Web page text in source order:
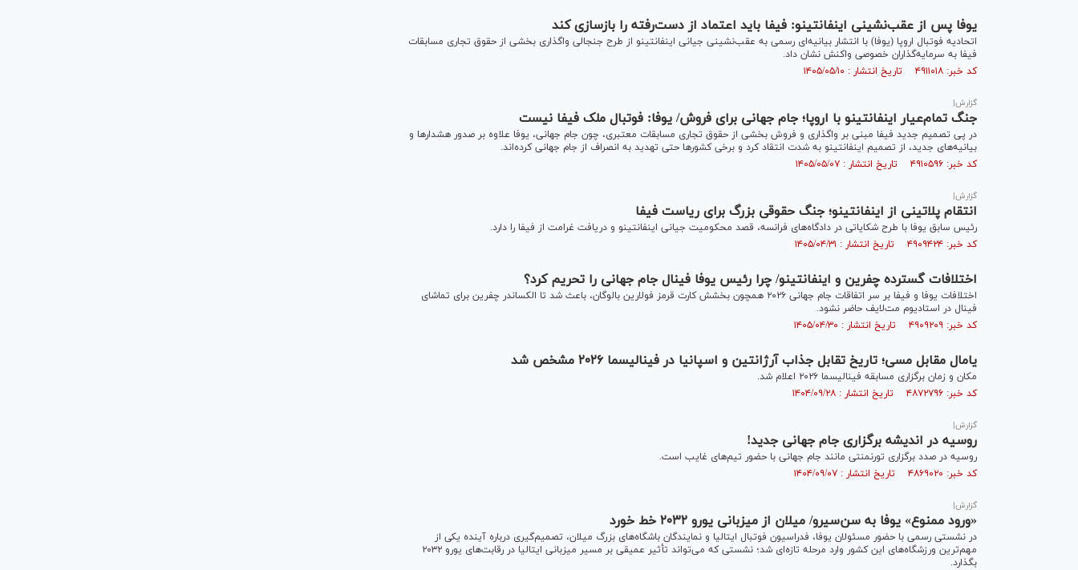
یوفا پس از عقب‌نشینی اینفانتینو: فیفا باید اعتماد از دست‌رفته را بازسازی کند
اتحادیه فوتبال اروپا (یوفا) با انتشار بیانیه‌ای رسمی به عقب‌نشینی جیانی اینفانتینو از طرح جنجالی واگذاری بخشی از حقوق تجاری مسابقات
فیفا به سرمایه‌گذاران خصوصی واکنش نشان داد.
کد خبر: ۴۹۱۱۰۱۸ تاریخ انتشار : ۱۴۰۵/۰۵/۱۰
گزارش|
جنگ تمام‌عیار اینفانتینو با اروپا؛ جام جهانی برای فروش/ یوفا: فوتبال ملک فیفا نیست
در پی تصمیم جدید فیفا مبنی بر واگذاری و فروش بخشی از حقوق تجاری مسابقات معتبری، چون جام جهانی، یوفا علاوه بر صدور هشدار‌ها و
بیانیه‌های جدید، از تصمیم اینفانتینو به شدت انتقاد کرد و برخی کشور‌ها حتی تهدید به انصراف از جام جهانی کرده‌اند.
کد خبر: ۴۹۱۰۵۹۶ تاریخ انتشار : ۱۴۰۵/۰۵/۰۷
گزارش|
انتقام پلاتینی از اینفانتینو؛ جنگ حقوقی بزرگ برای ریاست فیفا
رئیس سابق یوفا با طرح شکایاتی در دادگاه‌های فرانسه، قصد محکومیت جیانی اینفانتینو و دریافت غرامت از فیفا را دارد.
کد خبر: ۴۹۰۹۴۲۴ تاریخ انتشار : ۱۴۰۵/۰۴/۳۱
اختلافات گسترده چفرین و اینفانتینو/ چرا رئیس یوفا فینال جام جهانی را تحریم کرد؟
اختلافات یوفا و فیفا بر سر اتفاقات جام جهانی ۲۰۲۶ همچون بخشش کارت قرمز فولارین بالوگان، باعث شد تا الکساندر چفرین برای تماشای
فینال در استادیوم مت‌لایف حاضر نشود.
کد خبر: ۴۹۰۹۲۰۹ تاریخ انتشار : ۱۴۰۵/۰۴/۳۰
یامال مقابل مسی؛ تاریخ تقابل جذاب آرژانتین و اسپانیا در فینالیسما ۲۰۲۶ مشخص شد
مکان و زمان برگزاری مسابقه فینالیسما ۲۰۲۶ اعلام شد.
کد خبر: ۴۸۷۲۷۹۶ تاریخ انتشار : ۱۴۰۴/۰۹/۲۸
گزارش|
روسیه در اندیشه برگزاری جام جهانی جدید!
روسیه در صدد برگزاری تورنمنتی مانند جام جهانی با حضور تیم‌های غایب است.
کد خبر: ۴۸۶۹۰۲۰ تاریخ انتشار : ۱۴۰۴/۰۹/۰۷
گزارش|
«ورود ممنوع» یوفا به سن‌سیرو/ میلان از میزبانی یورو ۲۰۳۲ خط خورد
در نشستی رسمی با حضور مسئولان یوفا، فدراسیون فوتبال ایتالیا و نمایندگان باشگاه‌های بزرگ میلان، تصمیم‌گیری درباره آینده یکی از
مهم‌ترین ورزشگاه‌های این کشور وارد مرحله تازه‌ای شد؛ نشستی که می‌تواند تأثیر عمیقی بر مسیر میزبانی ایتالیا در رقابت‌های یورو ۲۰۳۲
بگذارد.